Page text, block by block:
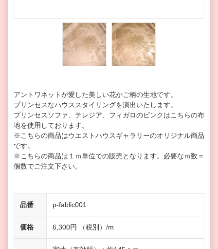
アントワネットが愛した美しい花かご柄の生地です。
プリンセスなハウススタイリングを演出いたします。
プリンセスソファ、テレジア、フィガロのピンクはこちらの布
地を使用しております。
※こちらの商品はウエストハウスギャラリーのオリジナル商品
です。
※こちらの商品は１ｍ単位での販売となります。必要なｍ数＝
個数でご注文下さい。
品番 p-fablic001
価格 6,300円 （税別）/m